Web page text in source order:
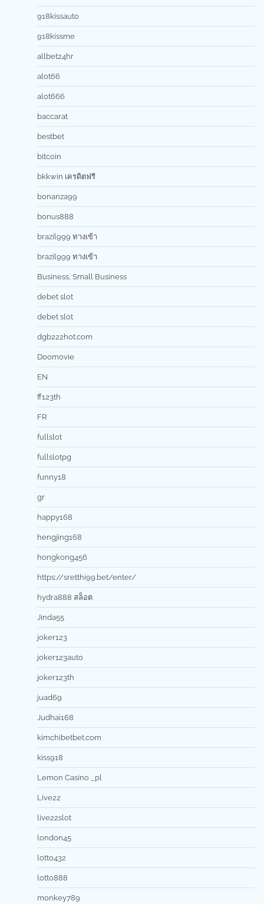
918kissauto
918kissme
allbet24hr
alot66
alot666
baccarat
bestbet
bitcoin
bkkwin เครดิตฟรี
bonanza99
bonus888
brazil999 ทางเข้า
brazil999 ทางเข้า
Business, Small Business
debet slot
debet slot
dgb222hot.com
Doomovie
EN
ff123th
FR
fullslot
fullslotpg
funny18
gr
happy168
hengjing168
hongkong456
https://sretthi99.bet/enter/
hydra888 สล็อต
Jinda55
joker123
joker123auto
joker123th
juad69
Judhai168
kimchibetbet.com
kiss918
Lemon Casino _pl
Live22
live22slot
london45
lotto432
lotto888
monkey789